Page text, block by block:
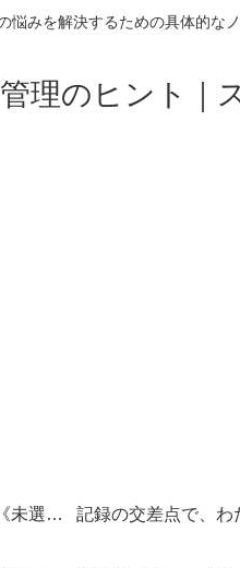
悩みを解決するための具体的な
理のヒント｜
🌌 シリーズ⑥《未選択の編集点》